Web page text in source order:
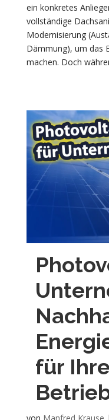
ein konkretes
vollständige
Modernisierung
Dämmung), um das
machen. Doch
für